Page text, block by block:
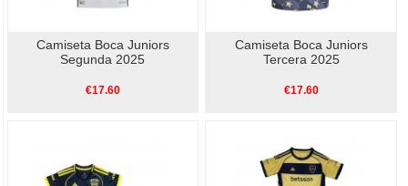
Camiseta Boca Juniors
Segunda 2025
€17.60
Camiseta Boca Juniors
Tercera 2025
€17.60